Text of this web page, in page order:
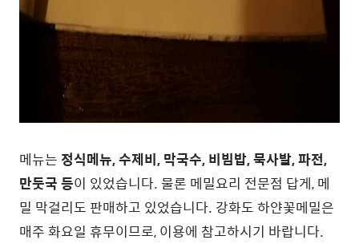
메뉴는 정식메뉴, 수제비, 막국수, 비빔밥, 묵사발, 파전,
만둣국 등이 있었습니다. 물론 메밀요리 전문점 답게, 메
밀 막걸리도 판매하고 있었습니다. 강화도 하얀꽃메밀은
매주 화요일 휴무이므로, 이용에 참고하시기 바랍니다.